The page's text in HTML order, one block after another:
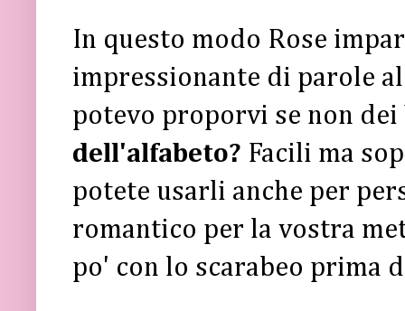
In questo modo Rose
impressionante di parole
potevo proporvi se non dei
dell'alfabeto? Facili ma
potete usarli anche per
romantico per la vostra
po' con lo scarabeo prima